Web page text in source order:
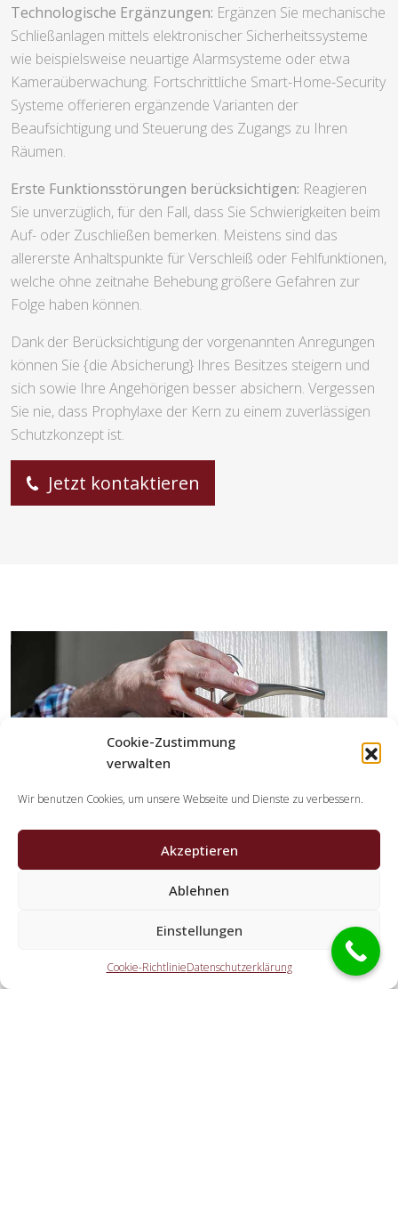
Cookie-Zustimmung
verwalten
Wir benutzen Cookies, um unsere Webseite und Dienste zu verbessern.
Akzeptieren
Ablehnen
Einstellungen
Cookie-RichtlinieDatenschutzerklärung
Technologische Ergänzungen: Ergänzen Sie mechanische
Schließanlagen mittels elektronischer Sicherheitssysteme
wie beispielsweise neuartige Alarmsysteme oder etwa
Kameraüberwachung. Fortschrittliche Smart-Home-Security
Systeme offerieren ergänzende Varianten der
Beaufsichtigung und Steuerung des Zugangs zu Ihren
Räumen.
Erste Funktionsstörungen berücksichtigen: Reagieren
Sie unverzüglich, für den Fall, dass Sie Schwierigkeiten beim
Auf- oder Zuschließen bemerken. Meistens sind das
allererste Anhaltspunkte für Verschleiß oder Fehlfunktionen,
welche ohne zeitnahe Behebung größere Gefahren zur
Folge haben können.
Dank der Berücksichtigung der vorgenannten Anregungen
können Sie {die Absicherung} Ihres Besitzes steigern und
sich sowie Ihre Angehörigen besser absichern. Vergessen
Sie nie, dass Prophylaxe der Kern zu einem zuverlässigen
Schutzkonzept ist.
Jetzt kontaktieren
Schlüsseldienst Spezialisten?
Die Partner erledigen alle Aufgaben, die Sie von einem